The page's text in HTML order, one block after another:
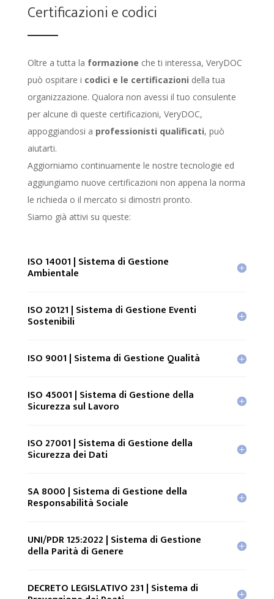
Certificazioni e codici
Oltre a tutta la formazione che ti interessa, VeryDOC
può ospitare i codici e le certificazioni della tua
organizzazione. Qualora non avessi il tuo consulente
per alcune di queste certificazioni, VeryDOC,
appoggiandosi a professionisti qualificati, può
aiutarti.
Aggiorniamo continuamente le nostre tecnologie ed
aggiungiamo nuove certificazioni non appena la norma
le richieda o il mercato si dimostri pronto.
Siamo già attivi su queste:
ISO 14001 | Sistema di Gestione
Ambientale
ISO 20121 | Sistema di Gestione Eventi
Sostenibili
ISO 9001 | Sistema di Gestione Qualità
ISO 45001 | Sistema di Gestione della
Sicurezza sul Lavoro
ISO 27001 | Sistema di Gestione della
Sicurezza dei Dati
SA 8000 | Sistema di Gestione della
Responsabilità Sociale
UNI/PDR 125:2022 | Sistema di Gestione
della Parità di Genere
DECRETO LEGISLATIVO 231 | Sistema di